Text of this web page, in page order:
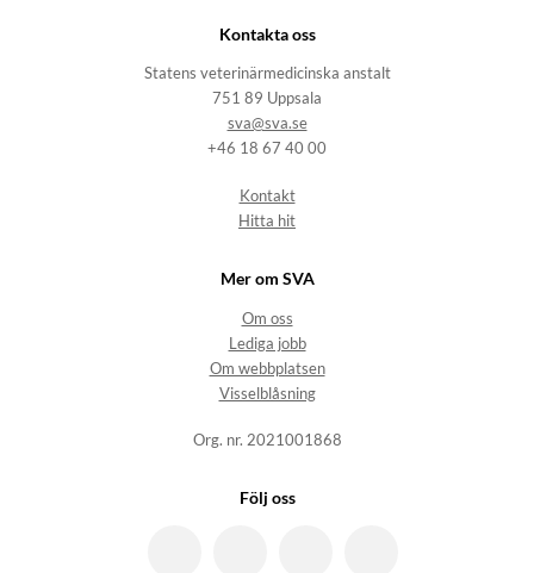
Kontakta oss
Statens veterinärmedicinska anstalt
751 89 Uppsala
sva@sva.se
+46 18 67 40 00
Kontakt
Hitta hit
Mer om SVA
Om oss
Lediga jobb
Om webbplatsen
Visselblåsning
Org. nr. 2021001868
Följ oss